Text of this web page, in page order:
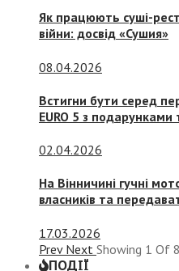
Як працюють суші-
війни: досвід «Сушия»
08.04.2026
Встигни бути серед
EURO 5 з подарунками
02.04.2026
На Вінничині гучні
власників та
17.03.2026
Prev Next Showing 1 Of
ПОДІЇ